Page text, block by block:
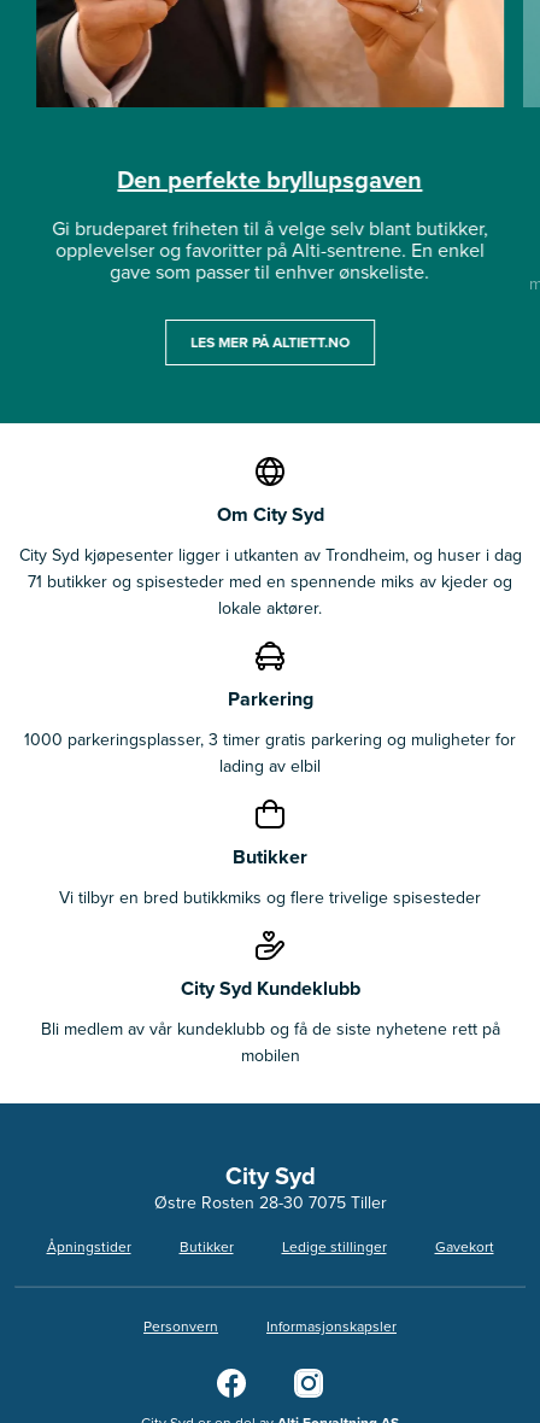
Den perfekte bryllupsgaven
Gi brudeparet friheten til å velge selv blant butikker,
opplevelser og favoritter på Alti-sentrene. En enkel
gave som passer til enhver ønskeliste.
LES MER PÅ ALTIETT.NO
Om City Syd
City Syd kjøpesenter ligger i utkanten av Trondheim, og huser i dag
71 butikker og spisesteder med en spennende miks av kjeder og
lokale aktører.
Parkering
1000 parkeringsplasser, 3 timer gratis parkering og muligheter for
lading av elbil
Butikker
Vi tilbyr en bred butikkmiks og flere trivelige spisesteder
City Syd Kundeklubb
Bli medlem av vår kundeklubb og få de siste nyhetene rett på
mobilen
City Syd
Østre Rosten 28-30 7075 Tiller
Åpningstider Butikker Ledige stillinger Gavekort
Personvern Informasjonskapsler